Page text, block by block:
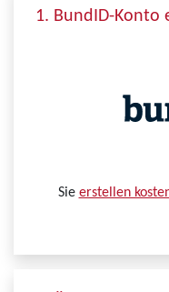
1. BundID-Konto
Sie erstellen